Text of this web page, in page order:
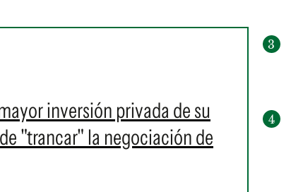
inversión privada de su
"trancar" la negociación de